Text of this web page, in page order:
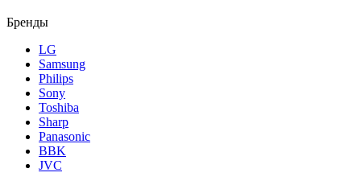
Бренды
LG
Samsung
Philips
Sony
Toshiba
Sharp
Panasonic
BBK
JVC